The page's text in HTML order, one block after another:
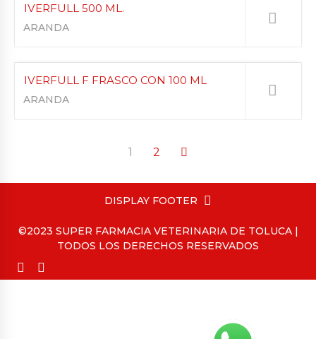
IVERFULL 500 ML.
ARANDA
IVERFULL F FRASCO CON 100 ML
ARANDA
1 2
DISPLAY FOOTER
©2023 SUPER FARMACIA VETERINARIA DE TOLUCA |
TODOS LOS DERECHOS RESERVADOS